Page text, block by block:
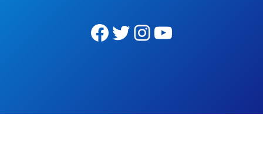
Facebook Twitter Instagram YouTube